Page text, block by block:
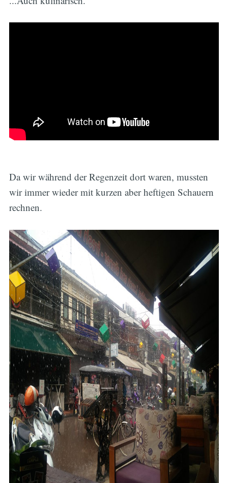
Da wir während der Regenzeit dort waren, mussten
wir immer wieder mit kurzen aber heftigen Schauern
rechnen.